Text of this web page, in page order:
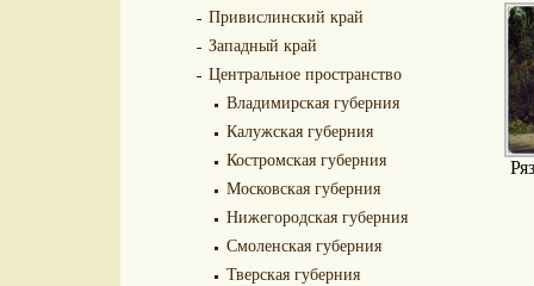
Привислинский край
Западный край
Центральное пространство
Владимирская губерния
Калужская губерния
Костромская губерния
Московская губерния
Нижегородская губерния
Смоленская губерния
Тверская губерния